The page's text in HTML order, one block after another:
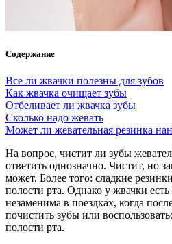
Содержание
Все ли жвачки полезны для зубов
Как жвачка очищает зубы
Отбеливает ли жвачка зубы
Сколько надо жевать
Может ли жевательная резинка
На вопрос, чистит ли зубы
ответить однозначно. Чистит, но
может. Более того: сладкие
полости рта. Однако у жвачки
незаменима в поездках, когда
почистить зубы или
полости рта.